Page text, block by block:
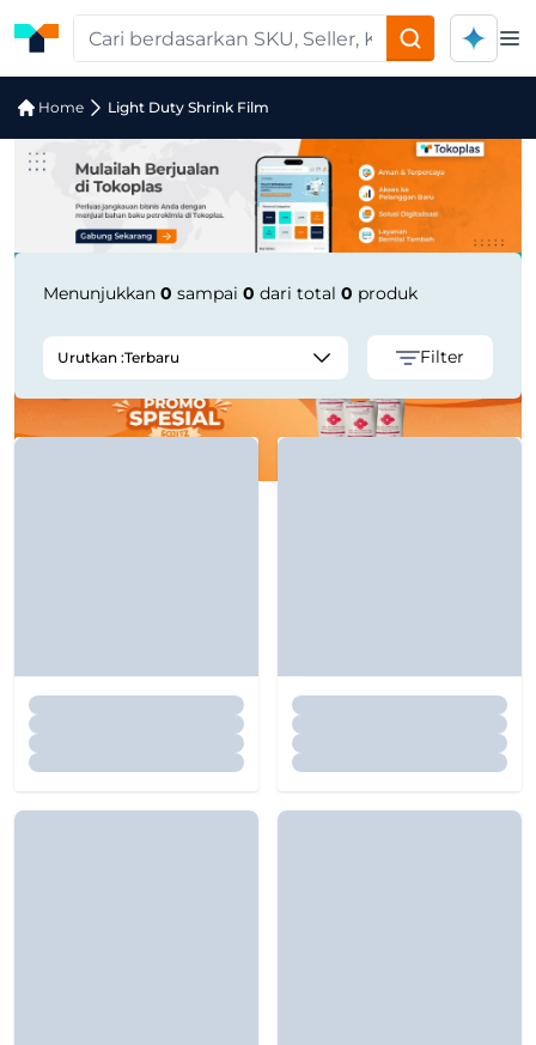
Home Light Duty Shrink Film
Pencarian Produk "light-duty-
Menunjukkan 0 sampai 0 dari total 0 produk
Urutkan :Terbaru Filter